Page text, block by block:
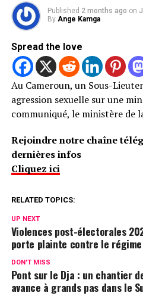
Published 2 months ago on
By Ange Kamga
Spread the love
Au Cameroun, un Sous-
agression sexuelle sur une
communiqué, le ministère de
Rejoindre notre chaîne
dernières infos
Cliquez ici
RELATED TOPICS:
UP NEXT
Violences post-électorales
porte plainte contre le
DON'T MISS
Pont sur le Dja : un chantier
avance à grands pas dans le